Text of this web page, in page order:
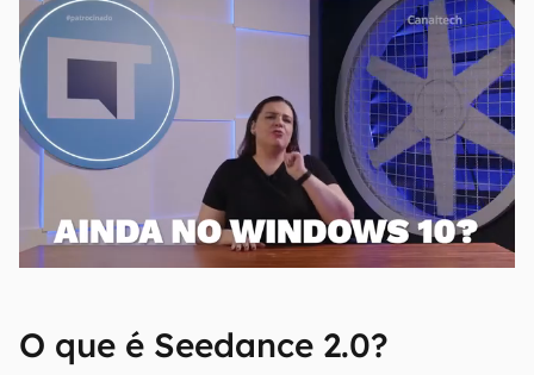
O que é Seedance 2.0?